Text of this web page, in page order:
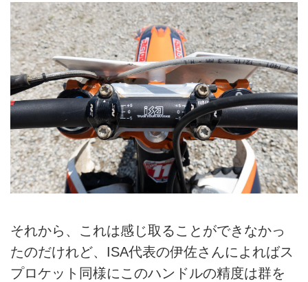
それから、これは感じ取ることができなかっ
たのだけれど、ISA代表の伊佐さんによればス
プロケット同様にこのハンドルの精度は群を